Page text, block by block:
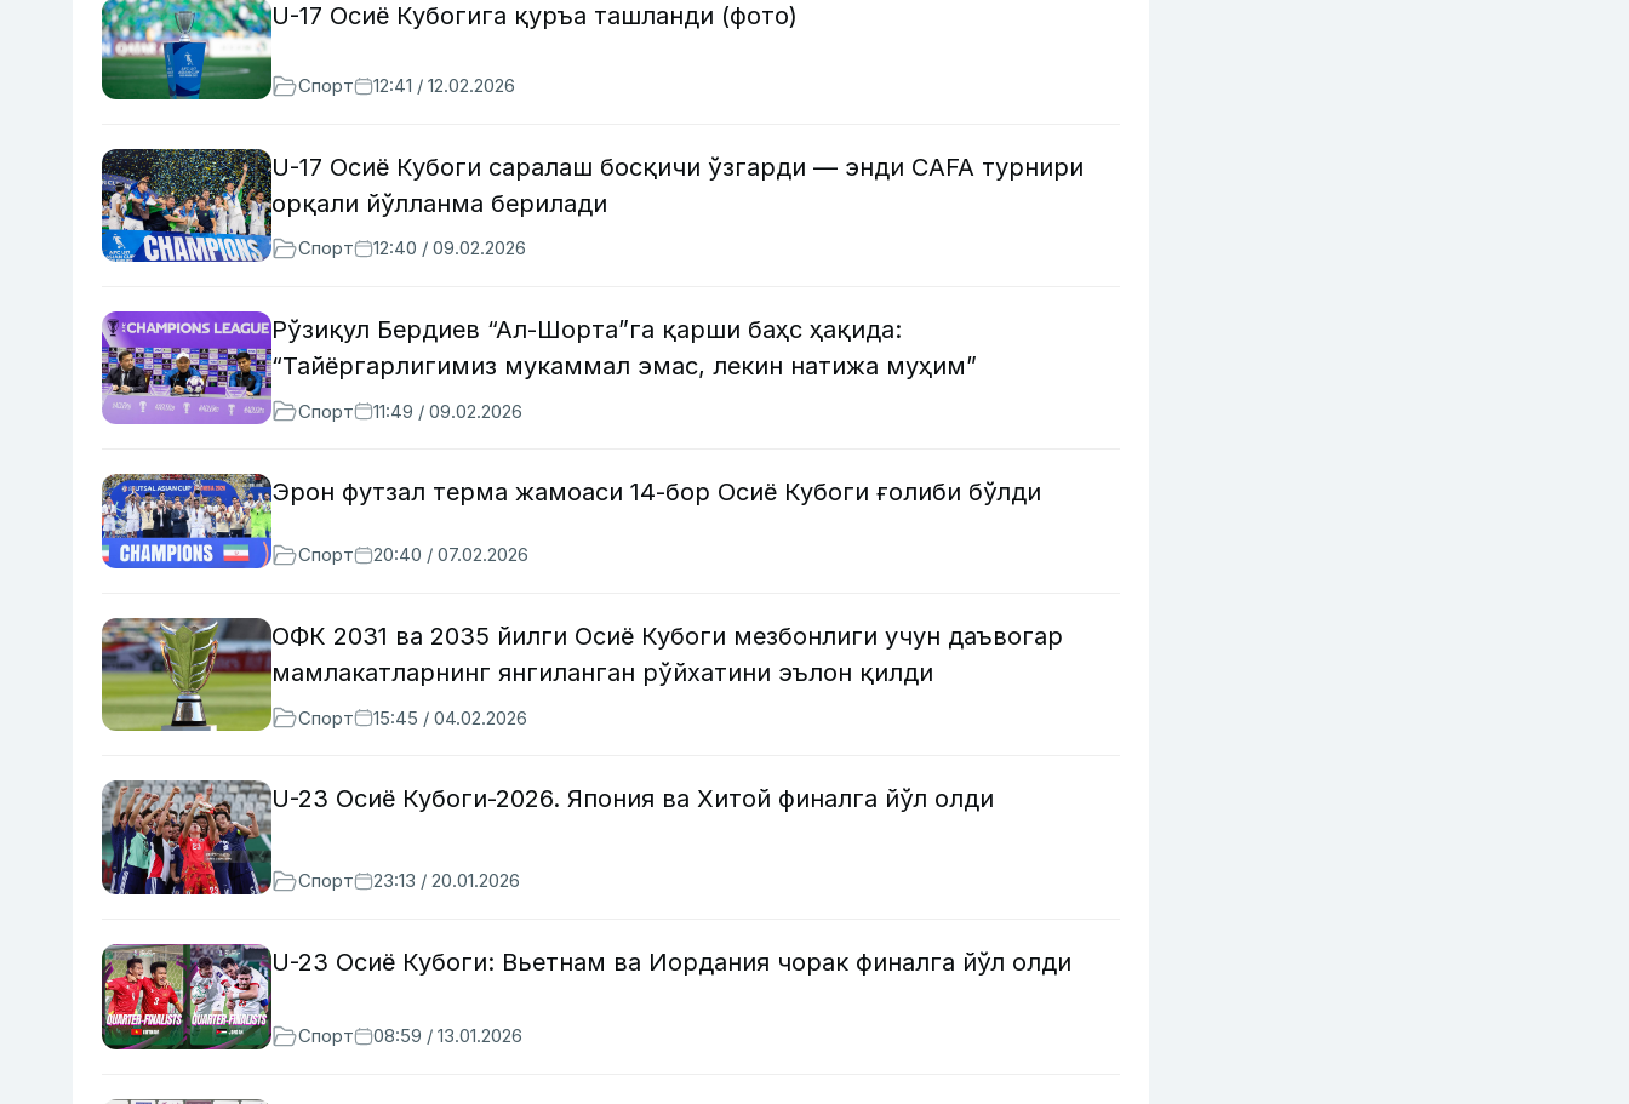
U-17 Осиё Кубогига қуръа ташланди (фото)
Спорт 12:41 / 12.02.2026
U-17 Осиё Кубоги саралаш босқичи ўзгарди — энди CAFA турнири
орқали йўлланма берилади
Спорт 12:40 / 09.02.2026
Рўзиқул Бердиев “Ал-Шорта”га қарши баҳс ҳақида:
“Тайёргарлигимиз мукаммал эмас, лекин натижа муҳим”
Спорт 11:49 / 09.02.2026
Эрон футзал терма жамоаси 14-бор Осиё Кубоги ғолиби бўлди
Спорт 20:40 / 07.02.2026
ОФК 2031 ва 2035 йилги Осиё Кубоги мезбонлиги учун даъвогар
мамлакатларнинг янгиланган рўйхатини эълон қилди
Спорт 15:45 / 04.02.2026
U-23 Осиё Кубоги-2026. Япония ва Хитой финалга йўл олди
Спорт 23:13 / 20.01.2026
U-23 Осиё Кубоги: Вьетнам ва Иордания чорак финалга йўл олди
Спорт 08:59 / 13.01.2026